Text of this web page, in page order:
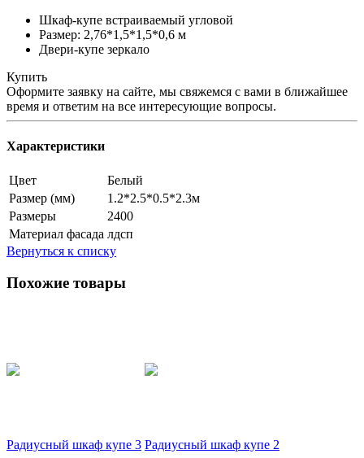
Шкаф-купе встраиваемый угловой
Размер: 2,76*1,5*1,5*0,6 м
Двери-купе зеркало
Купить
Оформите заявку на сайте, мы свяжемся с вами в ближайшее
время и ответим на все интересующие вопросы.
Характеристики
Цвет
Белый
Размер (мм)
1.2*2.5*0.5*2.3м
Размеры
2400
Материал фасада лдсп
Вернуться к списку
Похожие товары
Радиусный шкаф купе 3 Радиусный шкаф купе 2